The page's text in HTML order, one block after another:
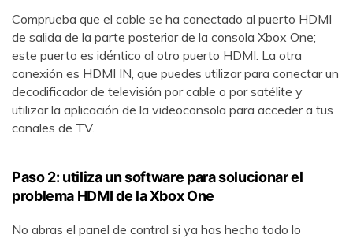
Comprueba que el cable se ha conectado al puerto HDMI
de salida de la parte posterior de la consola Xbox One;
este puerto es idéntico al otro puerto HDMI. La otra
conexión es HDMI IN, que puedes utilizar para conectar un
decodificador de televisión por cable o por satélite y
utilizar la aplicación de la videoconsola para acceder a tus
canales de TV.
Paso 2: utiliza un software para solucionar el
problema HDMI de la Xbox One󠀲󠀡󠀠󠀦󠀥󠀠󠀢󠀦󠀡󠀳󠀰
󠀰No abras el panel de control si ya has hecho todo lo